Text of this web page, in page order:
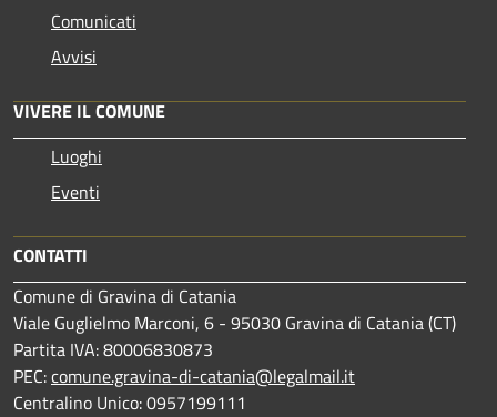
Comunicati
Avvisi
VIVERE IL COMUNE
Luoghi
Eventi
CONTATTI
Comune di Gravina di Catania
Viale Guglielmo Marconi, 6 - 95030 Gravina di Catania (CT)
Partita IVA: 80006830873
PEC:comune.gravina-di-catania@legalmail.it
Centralino Unico: 0957199111